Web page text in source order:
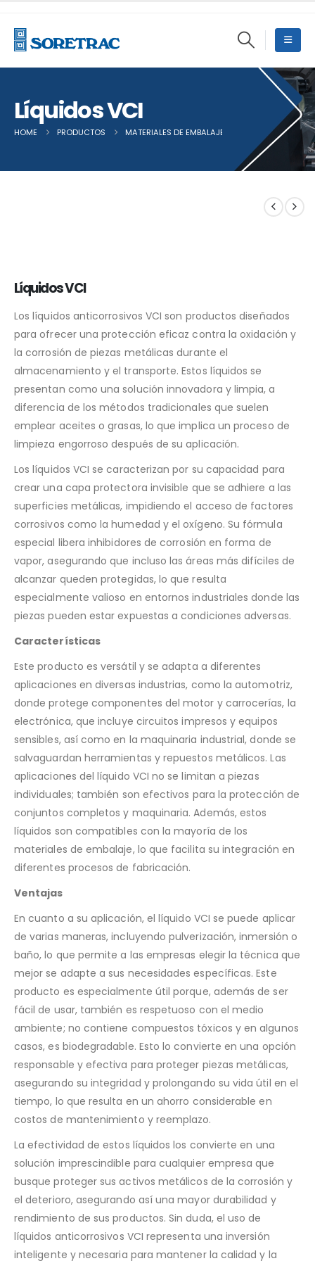
Líquidos VCI
HOME PRODUCTOS MATERIALES DE EMBALAJE OTROS MATERIALES
Líquidos VCI
Los líquidos anticorrosivos VCI son productos diseñados
para ofrecer una protección eficaz contra la oxidación y
la corrosión de piezas metálicas durante el
almacenamiento y el transporte. Estos líquidos se
presentan como una solución innovadora y limpia, a
diferencia de los métodos tradicionales que suelen
emplear aceites o grasas, lo que implica un proceso de
limpieza engorroso después de su aplicación.
Los líquidos VCI se caracterizan por su capacidad para
crear una capa protectora invisible que se adhiere a las
superficies metálicas, impidiendo el acceso de factores
corrosivos como la humedad y el oxígeno. Su fórmula
especial libera inhibidores de corrosión en forma de
vapor, asegurando que incluso las áreas más difíciles de
alcanzar queden protegidas, lo que resulta
especialmente valioso en entornos industriales donde las
piezas pueden estar expuestas a condiciones adversas.
Características
Este producto es versátil y se adapta a diferentes
aplicaciones en diversas industrias, como la automotriz,
donde protege componentes del motor y carrocerías, la
electrónica, que incluye circuitos impresos y equipos
sensibles, así como en la maquinaria industrial, donde se
salvaguardan herramientas y repuestos metálicos. Las
aplicaciones del líquido VCI no se limitan a piezas
individuales; también son efectivos para la protección de
conjuntos completos y maquinaria. Además, estos
líquidos son compatibles con la mayoría de los
materiales de embalaje, lo que facilita su integración en
diferentes procesos de fabricación.
Ventajas
En cuanto a su aplicación, el líquido VCI se puede aplicar
de varias maneras, incluyendo pulverización, inmersión o
baño, lo que permite a las empresas elegir la técnica que
mejor se adapte a sus necesidades específicas. Este
producto es especialmente útil porque, además de ser
fácil de usar, también es respetuoso con el medio
ambiente; no contiene compuestos tóxicos y en algunos
casos, es biodegradable. Esto lo convierte en una opción
responsable y efectiva para proteger piezas metálicas,
asegurando su integridad y prolongando su vida útil en el
tiempo, lo que resulta en un ahorro considerable en
costos de mantenimiento y reemplazo.
La efectividad de estos líquidos los convierte en una
solución imprescindible para cualquier empresa que
busque proteger sus activos metálicos de la corrosión y
el deterioro, asegurando así una mayor durabilidad y
rendimiento de sus productos. Sin duda, el uso de
líquidos anticorrosivos VCI representa una inversión
inteligente y necesaria para mantener la calidad y la